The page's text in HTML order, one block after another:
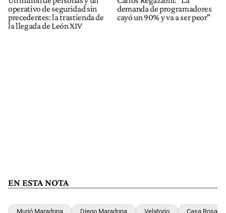
operativo de seguridad sin
precedentes: la trastienda de
la llegada de León XIV
demanda de programadores
cayó un 90% y va a ser peor"
EN ESTA NOTA
Murió Maradona Diego Maradona Velatorio Casa Rosada